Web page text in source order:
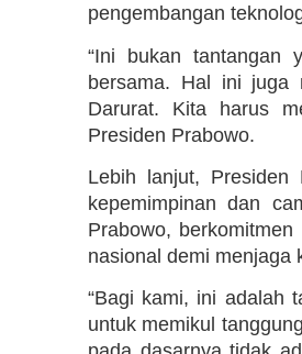
pengembangan
“Ini bukan tantangan
bersama. Hal ini juga
Darurat. Kita harus
Presiden Prabowo.
Lebih lanjut, Presiden
kepemimpinan dan
Prabowo,
nasional demi menjaga
“Bagi kami, ini adalah
untuk memikul